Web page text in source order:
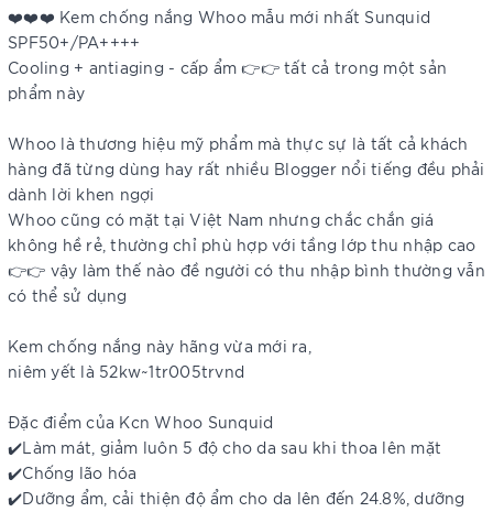
❤️❤️❤️ Kem chống nắng Whoo mẫu mới nhất Sunquid
SPF50+/PA++++
Cooling + antiaging - cấp ẩm 👉👉 tất cả trong một sản
phẩm này
Whoo là thương hiệu mỹ phẩm mà thực sự là tất cả khách
hàng đã từng dùng hay rất nhiều Blogger nổi tiếng đều phải
dành lời khen ngợi
Whoo cũng có mặt tại Việt Nam nhưng chắc chắn giá
không hề rẻ, thường chỉ phù hợp với tầng lớp thu nhập cao
👉👉 vậy làm thế nào đề người có thu nhập bình thường vẫn
có thể sử dụng
Kem chống nắng này hãng vừa mới ra,
niêm yết là 52kw~1tr005trvnd
Đặc điểm của Kcn Whoo Sunquid
✔️Làm mát, giảm luôn 5 độ cho da sau khi thoa lên mặt
✔️Chống lão hóa
✔️Dưỡng ẩm, cải thiện độ ẩm cho da lên đến 24.8%, dưỡng